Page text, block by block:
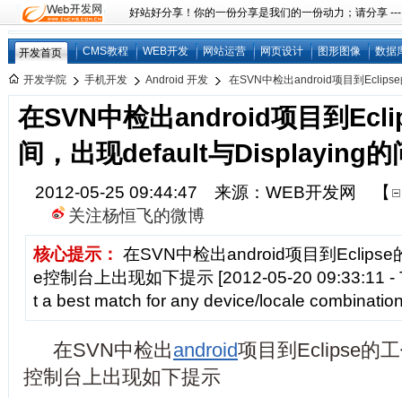
好站好分享！你的一份分享是我们的一份动力；请分享
开发首页 CMS教程 WEB开发 网站运营 网页设计 图形图像 数据
开发学院 手机开发 Android 开发 在SVN中检出android项目到
在SVN中检出android项目到
间，出现default与Displaying的
2012-05-25 09:44:47 来源：WEB开发网
【
关注杨恒飞的微博
核心提示： 在SVN中检出android项目到Eclipse
e控制台上出现如下提示 [2012-05-20 09:33:11 -
t a best match for any device/locale
在SVN中检出android项目到Eclipse的
控制台上出现如下提示